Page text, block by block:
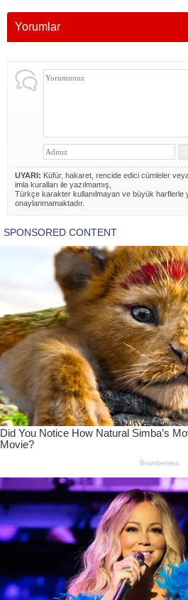
Yorumlar
UYARI: Küfür, hakaret, rencide edici cümleler
imla kuralları ile yazılmamış,
Türkçe karakter kullanılmayan ve büyük harflerle
onaylanmamaktadır.